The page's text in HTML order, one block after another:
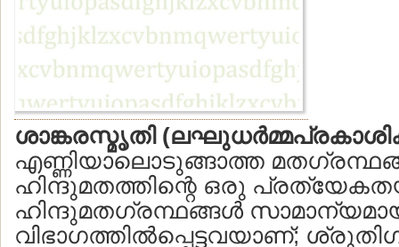
ശാങ്കരസ്മൃതി
എണ്ണിയാലൊടുങ്ങാത്ത
ഹിന്ദുമതത്തിന്റെ ഒരു
ഹിന്ദുമതഗ്രന്ഥങ്ങള്‍
വിഭാഗത്തില്‍പ്പെട്ടവയാണ്;